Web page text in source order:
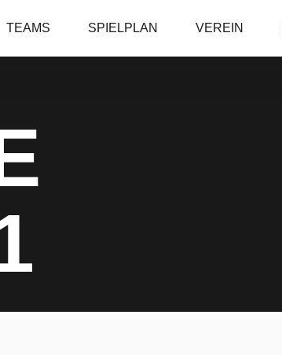
TEAMS SPIELPLAN VEREIN